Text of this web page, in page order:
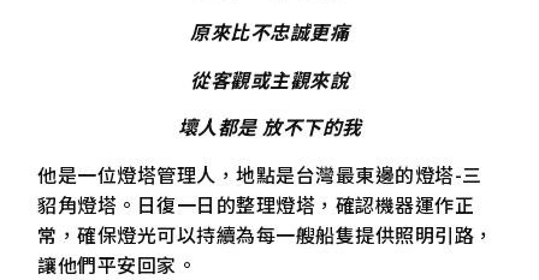
原來比不忠誠更痛
從客觀或主觀來說
壞人都是 放不下的我
他是一位燈塔管理人，地點是台灣最東邊的燈塔-三
貂角燈塔。日復一日的整理燈塔，確認機器運作正
常，確保燈光可以持續為每一艘船隻提供照明引路，
讓他們平安回家。